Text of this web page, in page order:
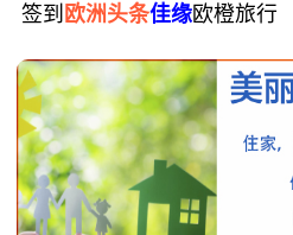
签到 欧洲头条佳缘欧橙旅行